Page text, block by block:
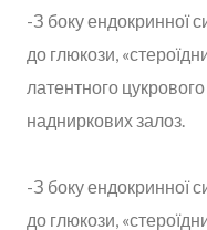
-З боку ендокринної
до глюкози,
латентного цукрового
надниркових залоз.
-З боку ендокринної
до глюкози,